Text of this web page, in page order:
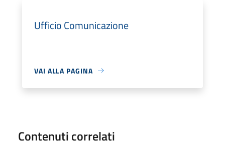
Ufficio Comunicazione
VAI ALLA PAGINA
Contenuti correlati